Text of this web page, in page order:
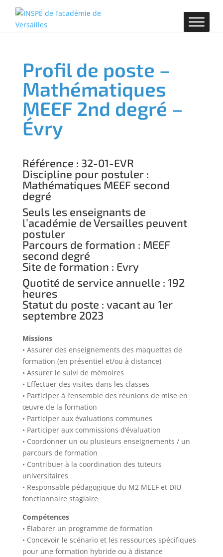
Profil de poste –
Mathématiques
MEEF 2nd degré –
Évry
Référence : 32-01-EVR
Discipline pour postuler :
Mathématiques MEEF second
degré
Seuls les enseignants de
l’académie de Versailles peuvent
postuler
Parcours de formation : MEEF
second degré
Site de formation : Evry
Quotité de service annuelle : 192
heures
Statut du poste : vacant au 1er
septembre 2023
Missions
• Assurer des enseignements des maquettes de
formation (en présentiel et/ou à distance)
• Assurer le suivi de mémoires
• Effectuer des visites dans les classes
• Participer à l’ensemble des réunions de mise en
œuvre de la formation
• Participer aux évaluations communes
• Participer aux commissions d’évaluation
• Coordonner un ou plusieurs enseignements / un
parcours de formation
• Contribuer à la coordination des tuteurs
universitaires
• Responsable pédagogique du M2 MEEF et DIU
fonctionnaire stagiaire
Compétences
• Élaborer un programme de formation
• Concevoir le scénario et les ressources spécifiques
pour une formation hybride ou à distance